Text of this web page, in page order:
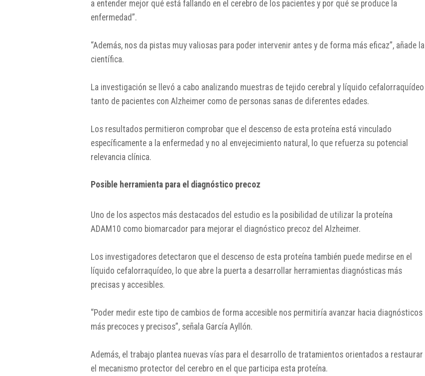
a entender mejor qué está fallando en el cerebro de los pacientes y por qué se produce la
enfermedad”.
“Además, nos da pistas muy valiosas para poder intervenir antes y de forma más eficaz”, añade la
científica.
La investigación se llevó a cabo analizando muestras de tejido cerebral y líquido cefalorraquídeo
tanto de pacientes con Alzheimer como de personas sanas de diferentes edades.
Los resultados permitieron comprobar que el descenso de esta proteína está vinculado
específicamente a la enfermedad y no al envejecimiento natural, lo que refuerza su potencial
relevancia clínica.
Posible herramienta para el diagnóstico precoz
Uno de los aspectos más destacados del estudio es la posibilidad de utilizar la proteína
ADAM10 como biomarcador para mejorar el diagnóstico precoz del Alzheimer.
Los investigadores detectaron que el descenso de esta proteína también puede medirse en el
líquido cefalorraquídeo, lo que abre la puerta a desarrollar herramientas diagnósticas más
precisas y accesibles.
“Poder medir este tipo de cambios de forma accesible nos permitiría avanzar hacia diagnósticos
más precoces y precisos”, señala García Ayllón.
Además, el trabajo plantea nuevas vías para el desarrollo de tratamientos orientados a restaurar
el mecanismo protector del cerebro en el que participa esta proteína.